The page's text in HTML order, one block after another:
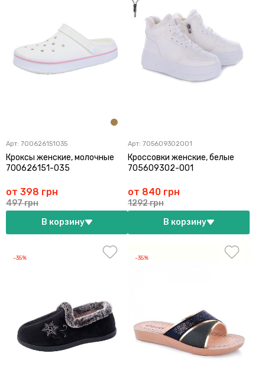
Арт: 700626151035
Кроксы женские, молочные
700626151-035
от 398 грн
497 грн
В корзину
Арт: 705609302001
Кроссовки женские, белые
705609302-001
от 840 грн
1292 грн
В корзину
-35% -35%